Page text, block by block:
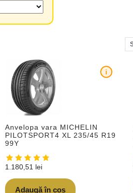
Anvelopa vara MICHELIN
PILOTSPORT4 XL 235/45 R19
99Y
i
1.180,51 lei
Adaugă în coș